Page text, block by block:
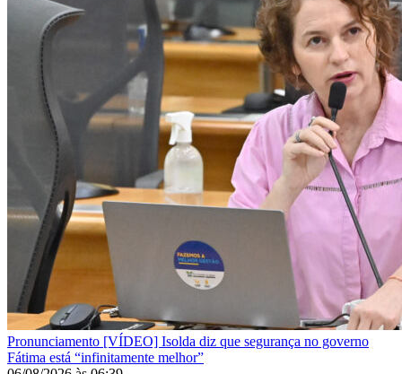
Pronunciamento [VÍDEO] Isolda diz que segurança no governo
Fátima está “infinitamente melhor”